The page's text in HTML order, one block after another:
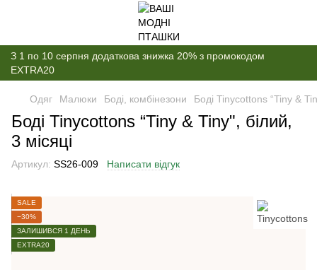
З 1 по 10 серпня додаткова знижка 20% з промокодом
EXTRA20
Одяг Малюки Боді, комбінезони Боді Tinycottons “Tiny &
Боді Tinycottons “Tiny & Tiny", білий,
3 місяці
Артикул: SS26-009 Написати відгук
SALE
−30%
ЗАЛИШИВСЯ 1 ДЕНЬ
EXTRA20